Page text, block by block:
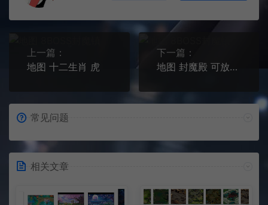
上一篇：
地图 十二生肖 虎
下一篇：
地图 封魔殿 可放10只BOSS
常见问题
相关文章